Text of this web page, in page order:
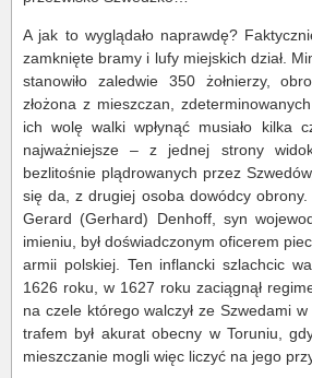
A jak to wyglądało naprawdę?
zamknięte bramy i lufy miejskich dział.
stanowiło zaledwie 350 żołnierzy,
złożona z mieszczan,
ich wolę walki wpłynąć musiało kilka
najważniejsze – z jednej strony
bezlitośnie plądrowanych przez
się da, z drugiej osoba dowódcy obrony.
Gerard (Gerhard) Denhoff, syn
imieniu, był doświadczonym oficerem
armii polskiej. Ten inflancki szlachcic
1626 roku, w 1627 roku zaciągnął
na czele którego walczył ze Szwedami
trafem był akurat obecny w Toruniu,
mieszczanie mogli więc liczyć na jego